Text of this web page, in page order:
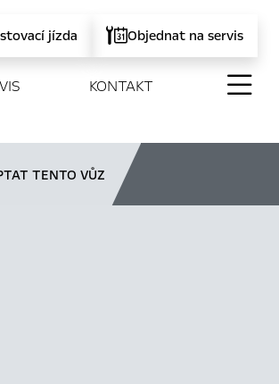
jízda Objednat na servis
KONTAKT
TENTO VŮZ